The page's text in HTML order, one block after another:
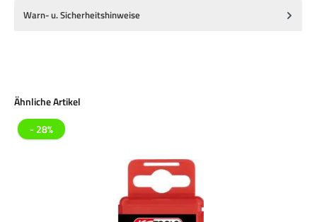
Warn- u. Sicherheitshinweise
Produktgalerie überspringen
Ähnliche Artikel
- 28%